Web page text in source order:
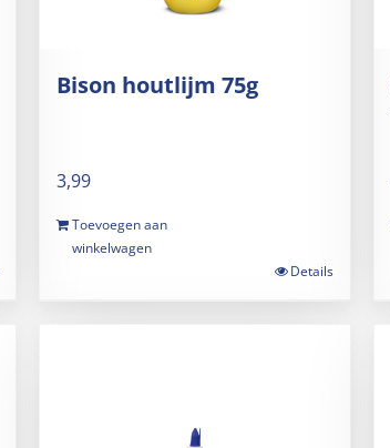
Bison houtlijm 75g
3,99
Toevoegen aan
winkelwagen
Details